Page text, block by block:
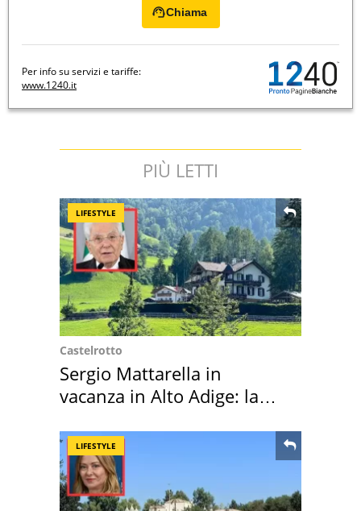
Chiama
Per info su servizi e tariffe:
www.1240.it
PIÙ LETTI
LIFESTYLE
Castelrotto
Sergio Mattarella in
vacanza in Alto Adige: la
LIFESTYLE